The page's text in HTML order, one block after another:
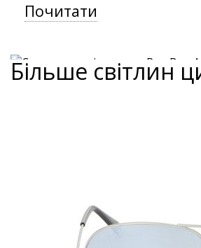
Почитати
Більше світлин